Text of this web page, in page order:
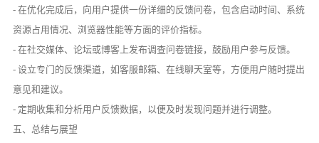
- 在优化完成后，向用户提供一份详细的反馈问卷，包含启动时间、系统
资源占用情况、浏览器性能等方面的评价指标。
- 在社交媒体、论坛或博客上发布调查问卷链接，鼓励用户参与反馈。
- 设立专门的反馈渠道，如客服邮箱、在线聊天室等，方便用户随时提出
意见和建议。
- 定期收集和分析用户反馈数据，以便及时发现问题并进行调整。
五、总结与展望